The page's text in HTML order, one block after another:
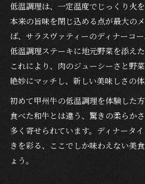
力
レストランバーで過ごす大
間
ディナーで味わう甲州牛と芸術
芸術とディナーが融合する
甲州牛ディナーとピアノ生
ディナーで感じる非日常の
レストランバーの洗練され
記念日やデートに最適な
低温調理は、一定温度でじっくり火
本来の旨味を閉じ込める点が最大の
ば、サラスヴァティーのディナーコ
低温調理ステーキに地元野菜を添えた
これにより、肉のジューシーさと野
絶妙にマッチし、新しい美味しさの体
初めて甲州牛の低温調理を体験した
食べた和牛とは違う、驚きの柔らか
多く寄せられています。ディナータ
きを彩る、ここでしか味わえない美
ょう。